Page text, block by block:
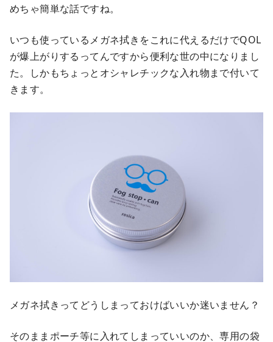
めちゃ簡単な話ですね。
いつも使っているメガネ拭きをこれに代えるだけでQOL
が爆上がりするってんですから便利な世の中になりまし
た。しかもちょっとオシャレチックな入れ物まで付いて
きます。
メガネ拭きってどうしまっておけばいいか迷いません？
そのままポーチ等に入れてしまっていいのか、専用の袋